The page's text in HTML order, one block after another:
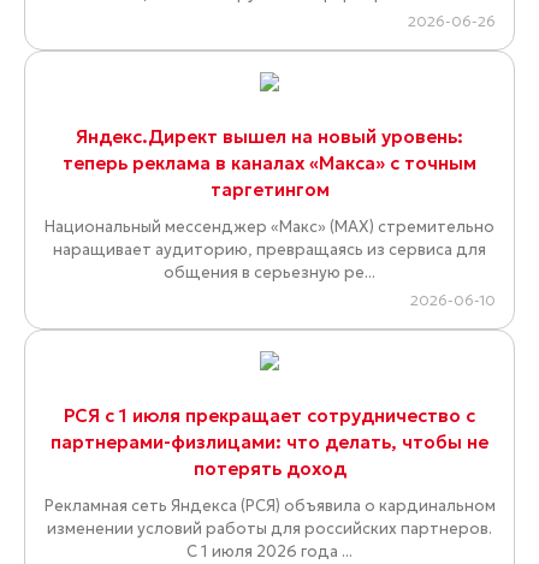
2026-06-26
Яндекс.Директ вышел на новый уровень:
теперь реклама в каналах «Макса» с точным
таргетингом
Национальный мессенджер «Макс» (MAX) стремительно
наращивает аудиторию, превращаясь из сервиса для
общения в серьезную ре...
2026-06-10
РСЯ с 1 июля прекращает сотрудничество с
партнерами-физлицами: что делать, чтобы не
потерять доход
Рекламная сеть Яндекса (РСЯ) объявила о кардинальном
изменении условий работы для российских партнеров.
С 1 июля 2026 года ...